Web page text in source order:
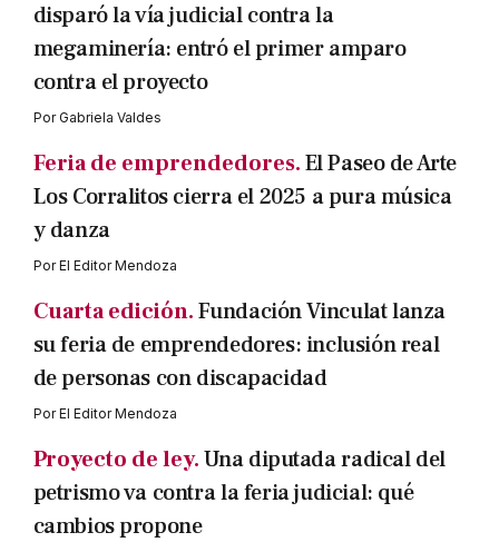
disparó la vía judicial contra la
megaminería: entró el primer amparo
contra el proyecto
PorGabriela Valdes
Feria de emprendedores.El Paseo de Arte
Los Corralitos cierra el 2025 a pura música
y danza
PorEl Editor Mendoza
Cuarta edición.Fundación Vinculat lanza
su feria de emprendedores: inclusión real
de personas con discapacidad
PorEl Editor Mendoza
Proyecto de ley.Una diputada radical del
petrismo va contra la feria judicial: qué
cambios propone